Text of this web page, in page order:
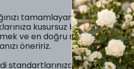
tamamlayan en önemli
kusursuz bir şekilde
ve en doğru seçimi
öneririz.
standartlarınıza uygun